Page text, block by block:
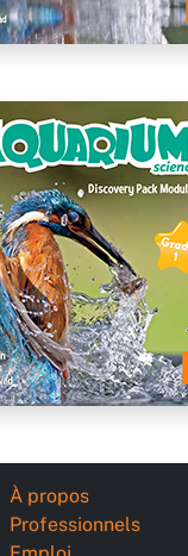
À propos
Professionnels